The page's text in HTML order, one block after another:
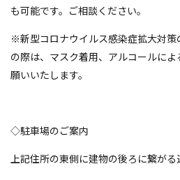
も可能です。ご相談ください。
※新型コロナウイルス感染症拡大対策
の際は、マスク着用、アルコールに
願いいたします。
◇駐車場のご案内
上記住所の東側に建物の後ろに繋がる